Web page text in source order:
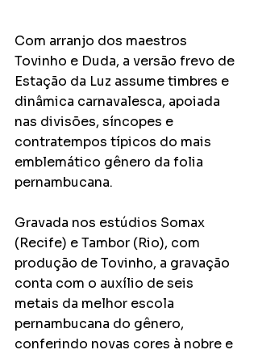
Com arranjo dos maestros
Tovinho e Duda, a versão frevo de
Estação da Luz assume timbres e
dinâmica carnavalesca, apoiada
nas divisões, síncopes e
contratempos típicos do mais
emblemático gênero da folia
pernambucana.
Gravada nos estúdios Somax
(Recife) e Tambor (Rio), com
produção de Tovinho, a gravação
conta com o auxílio de seis
metais da melhor escola
pernambucana do gênero,
conferindo novas cores à nobre e